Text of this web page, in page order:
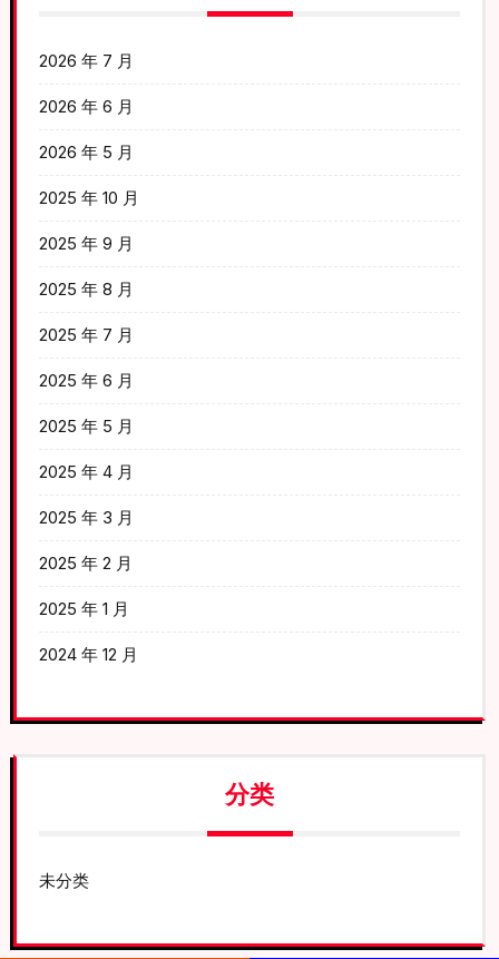
2026 年 7 月
2026 年 6 月
2026 年 5 月
2025 年 10 月
2025 年 9 月
2025 年 8 月
2025 年 7 月
2025 年 6 月
2025 年 5 月
2025 年 4 月
2025 年 3 月
2025 年 2 月
2025 年 1 月
2024 年 12 月
分类
未分类